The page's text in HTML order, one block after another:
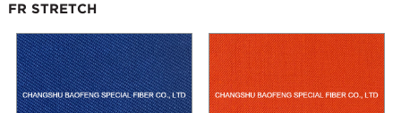
FR STRETCH